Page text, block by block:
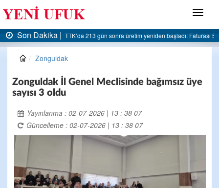
Menü
Faturası 5 milyar liraya dayandı
Son Dakika |AK Parti Ereğli İlçe Başkanlığı’ndan
Zonguldak
Zonguldak İl Genel Meclisinde bağımsız üye
sayısı 3 oldu
Yayınlanma : 02-07-2026 | 13 : 38 07
Güncelleme : 02-07-2026 | 13 : 38 07